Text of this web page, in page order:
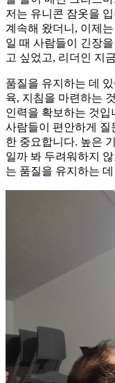
저는 유니콘 잠옷을
계속해 왔더니, 이제
일 때 사람들이 긴장
고 싶었고, 리더인 지
품질을 유지하는 데
육, 지침을 마련하는
인력을 확보하는 것
사람들이 편안하게 질
한 중요합니다. 높은
일까 봐 두려워하지
는 품질을 유지하는